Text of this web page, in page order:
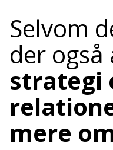
Selvom
der
strategi
mere